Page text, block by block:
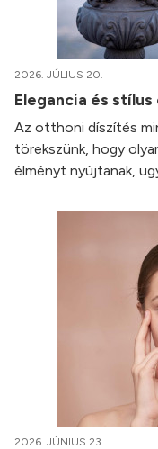
2026. JÚLIUS 20.
Elegancia és
Az otthoni díszítés
törekszünk, hogy
élményt nyújtanak,
2026. JÚNIUS 23.